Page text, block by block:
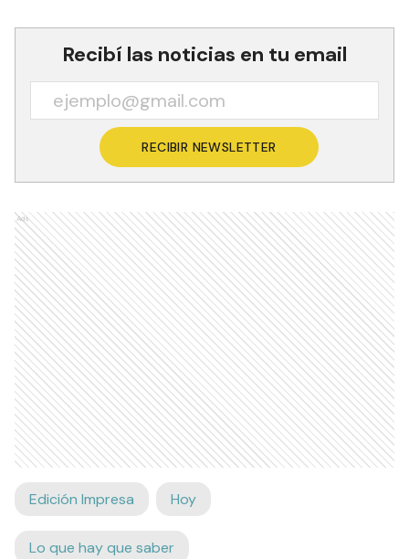
Recibí las noticias en tu email
RECIBIR NEWSLETTER
Ads
Edición Impresa Hoy
Lo que hay que saber